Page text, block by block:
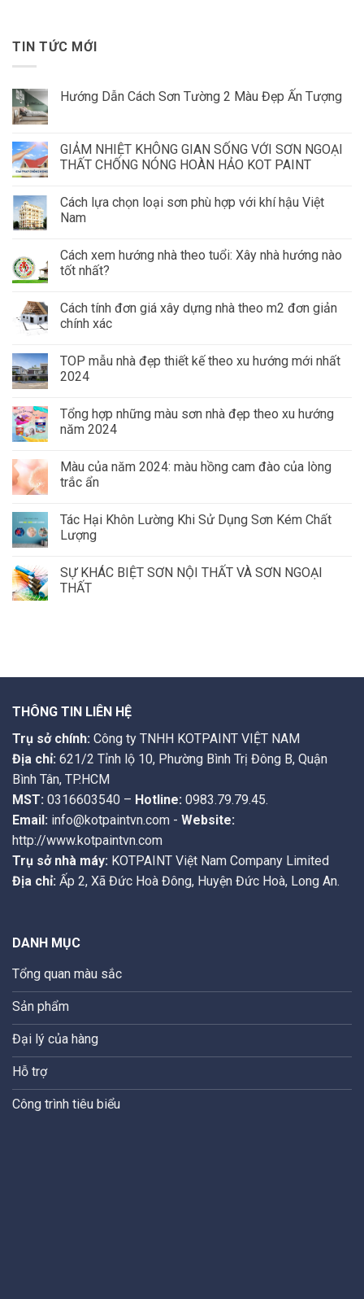
TIN TỨC MỚI
Hướng Dẫn Cách Sơn Tường 2 Màu Đẹp Ấn Tượng
GIẢM NHIỆT KHÔNG GIAN SỐNG VỚI SƠN NGOẠI
THẤT CHỐNG NÓNG HOÀN HẢO KOT PAINT
Cách lựa chọn loại sơn phù hợp với khí hậu Việt
Nam
Cách xem hướng nhà theo tuổi: Xây nhà hướng nào
tốt nhất?
Cách tính đơn giá xây dựng nhà theo m2 đơn giản
chính xác
TOP mẫu nhà đẹp thiết kế theo xu hướng mới nhất
2024
Tổng hợp những màu sơn nhà đẹp theo xu hướng
năm 2024
Màu của năm 2024: màu hồng cam đào của lòng
trắc ẩn
Tác Hại Khôn Lường Khi Sử Dụng Sơn Kém Chất
Lượng
SỰ KHÁC BIỆT SƠN NỘI THẤT VÀ SƠN NGOẠI
THẤT
THÔNG TIN LIÊN HỆ
Trụ sở chính: Công ty TNHH KOTPAINT VIỆT NAM
Địa chỉ: 621/2 Tỉnh lộ 10, Phường Bình Trị Đông B, Quận
Bình Tân, TP.HCM
MST: 0316603540 – Hotline: 0983.79.79.45.
Email: info@kotpaintvn.com - Website:
http://www.kotpaintvn.com
Trụ sở nhà máy: KOTPAINT Việt Nam Company Limited
Địa chỉ: Ấp 2, Xã Đức Hoà Đông, Huyện Đức Hoà, Long An.
DANH MỤC
Tổng quan màu sắc
Sản phẩm
Đại lý của hàng
Hỗ trợ
Công trình tiêu biểu